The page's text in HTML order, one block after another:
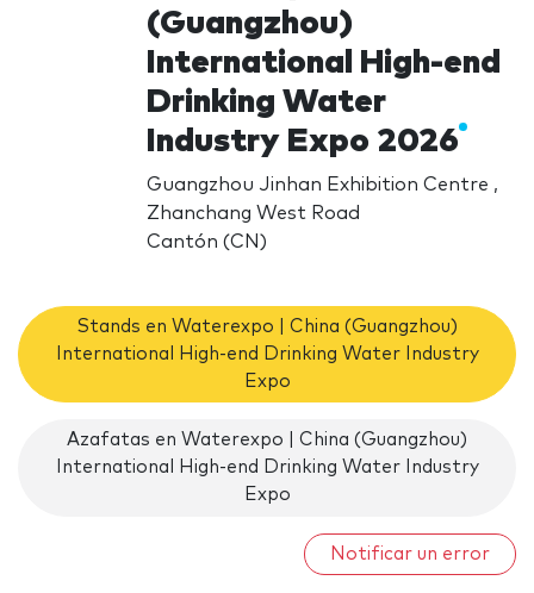
(Guangzhou)
International High-end
Drinking Water
Industry Expo 2026
Guangzhou Jinhan Exhibition Centre ,
Zhanchang West Road
Cantón (CN)
Stands en Waterexpo | China (Guangzhou)
International High-end Drinking Water Industry
Expo
Azafatas en Waterexpo | China (Guangzhou)
International High-end Drinking Water Industry
Expo
Notificar un error